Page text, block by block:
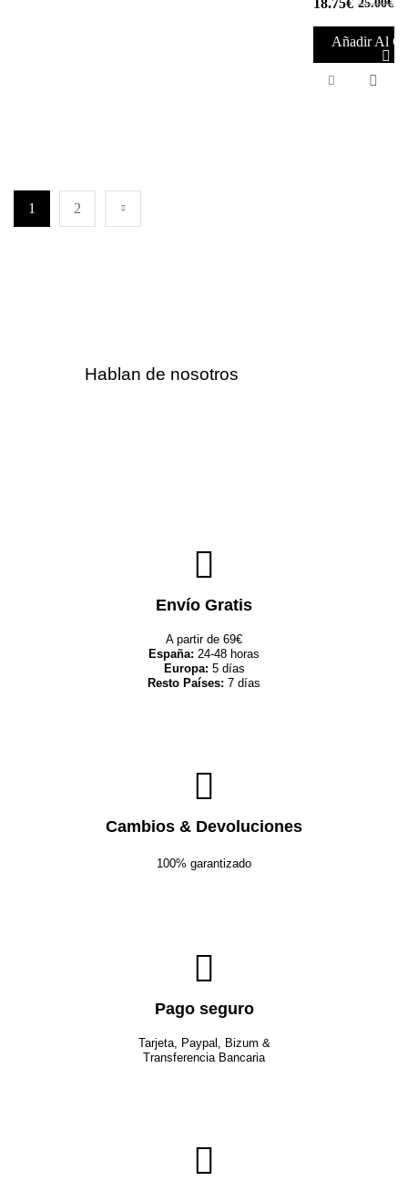
25.00€
Añadir Al
1 2
Hablan de nosotros
Envío Gratis
A partir de 69€
España: 24-48 horas
Europa: 5 días
Resto Países: 7 días
Cambios & Devoluciones
100% garantizado
Pago seguro
Tarjeta, Paypal, Bizum &
Transferencia Bancaria